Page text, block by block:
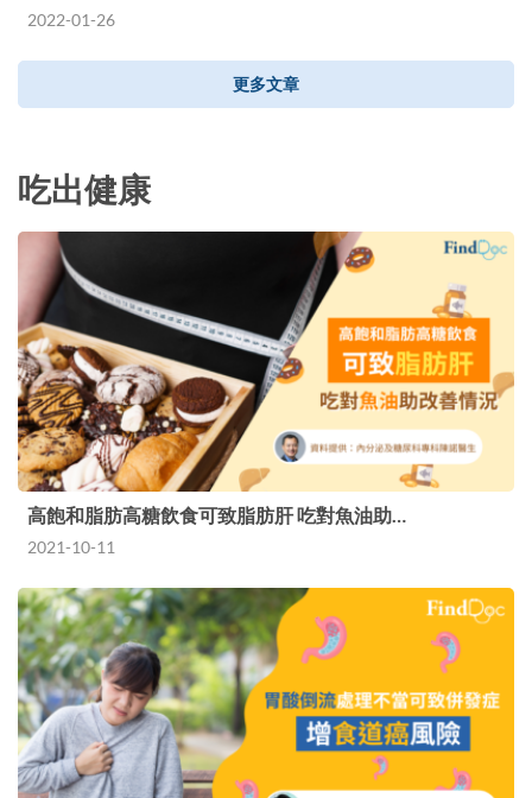
2022-01-26
更多文章
吃出健康
高飽和脂肪高糖飲食可致脂肪肝 吃對魚油助…
2021-10-11